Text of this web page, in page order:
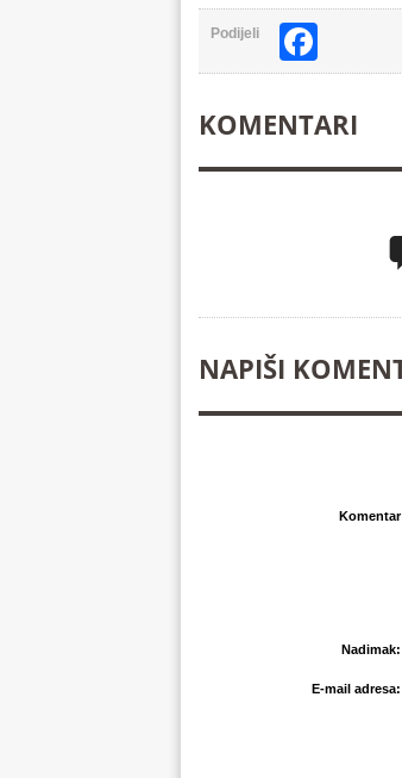
Podijeli
KOMENTARI
NAPIŠI
Komentar
Nadimak:
E-mail adresa: